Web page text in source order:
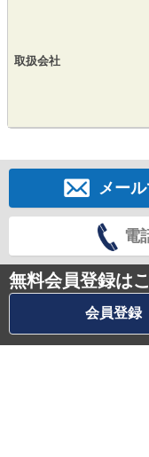
取扱会社
メー
電
無料会員登録は
会員登録